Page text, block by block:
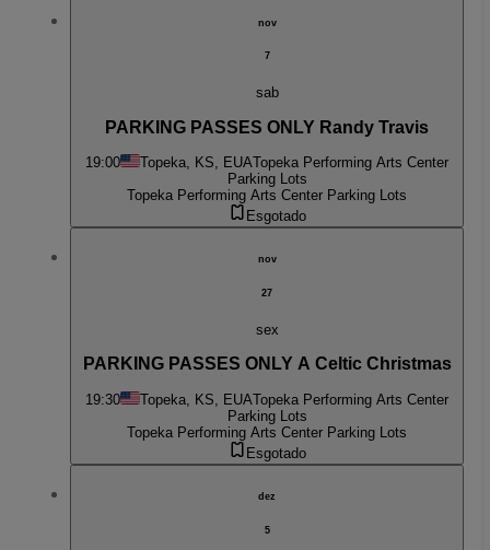
nov
7
sab
PARKING PASSES ONLY Randy Travis
19:00 Topeka, KS, EUATopeka Performing Arts Center
Parking Lots
Topeka Performing Arts Center Parking Lots
Esgotado
nov
27
sex
PARKING PASSES ONLY A Celtic Christmas
19:30 Topeka, KS, EUATopeka Performing Arts Center
Parking Lots
Topeka Performing Arts Center Parking Lots
Esgotado
dez
5